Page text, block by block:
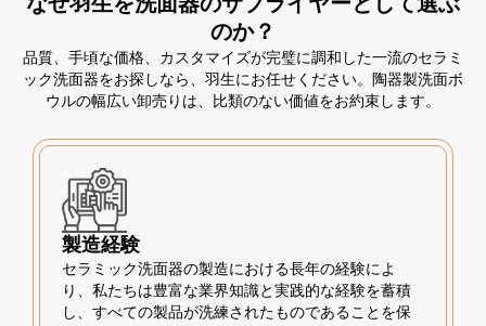
のか？
品質、手頃な価格、カスタマイズが完璧に調和した一流のセラミ
ック洗面器をお探しなら、羽生にお任せください。陶器製洗面ボ
ウルの幅広い卸売りは、比類のない価値をお約束します。
製造経験
セラミック洗面器の製造における長年の経験によ
り、私たちは豊富な業界知識と実践的な経験を蓄積
し、すべての製品が洗練されたものであることを保